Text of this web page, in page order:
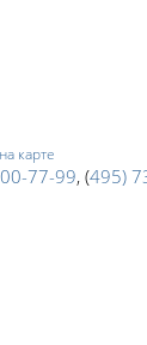
карте
77-99, (495)